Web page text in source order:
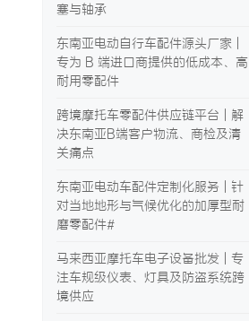
塞与轴承
东南亚电动自行车配件源头厂家 |
专为 B 端进口商提供的低成本、高
耐用零配件
跨境摩托车零配件供应链平台 | 解
决东南亚B端客户物流、商检及清
关痛点
东南亚电动车配件定制化服务 | 针
对当地地形与气候优化的加厚型耐
磨零配件#
马来西亚摩托车电子设备批发 | 专
注车规级仪表、灯具及防盗系统跨
境供应